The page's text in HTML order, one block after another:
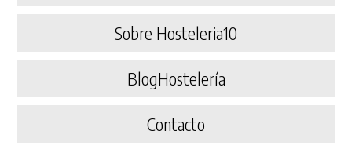
Sobre Hosteleria10
BlogHostelería
Contacto